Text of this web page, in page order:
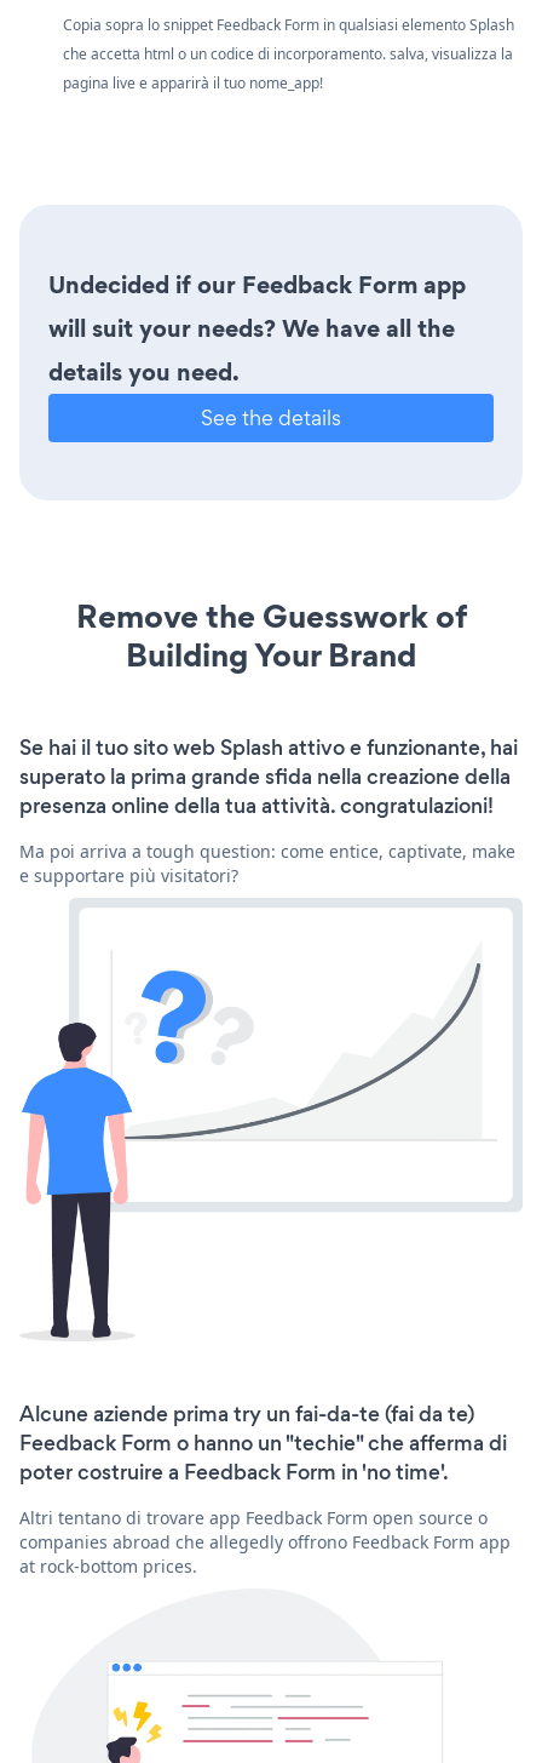
Copia sopra lo snippet Feedback Form in qualsiasi elemento Splash
che accetta html o un codice di incorporamento. salva, visualizza la
pagina live e apparirà il tuo nome_app!
Undecided if our Feedback Form app
will suit your needs? We have all the
details you need.
See the details
Remove the Guesswork of
Building Your Brand
Se hai il tuo sito web Splash attivo e funzionante, hai
superato la prima grande sfida nella creazione della
presenza online della tua attività. congratulazioni!
Ma poi arriva a tough question: come entice, captivate, make
e supportare più visitatori?
Alcune aziende prima try un fai-da-te (fai da te)
Feedback Form o hanno un "techie" che afferma di
poter costruire a Feedback Form in 'no time'.
Altri tentano di trovare app Feedback Form open source o
companies abroad che allegedly offrono Feedback Form app
at rock-bottom prices.